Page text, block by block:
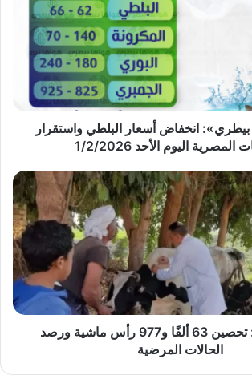
انخفاض أسعار البلطي واستقرار
المصرية اليوم الأحد 1/2/2026
بيطري المنيا: تحصين 63 ألفًا و977 رأس ماشية ورصد
الحالات المرضية